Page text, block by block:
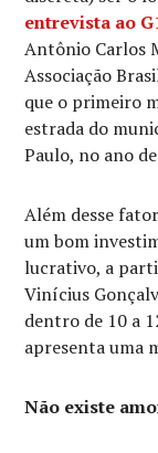
entrevista ao
Antônio Carlos
Associação
que o primeiro
estrada do
Paulo, no ano
Além desse
um bom
lucrativo, a
Vinícius
dentro de 10 a
apresenta uma
Não existe